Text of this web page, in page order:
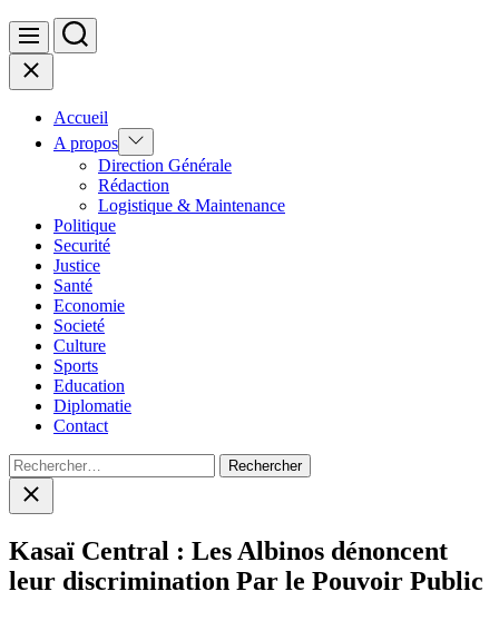
Menu Search
Close
Accueil
A propos Show
sub
menu
Direction Générale
Rédaction
Logistique & Maintenance
Politique
Securité
Justice
Santé
Economie
Societé
Culture
Sports
Education
Diplomatie
Contact
Rechercher :
Close
search
Kasaï Central : Les Albinos dénoncent
leur discrimination Par le Pouvoir Public